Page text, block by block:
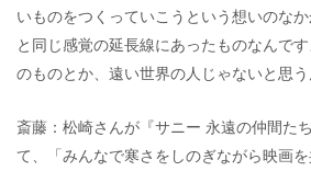
いものをつくっていこうという想いのな
と同じ感覚の延長線にあったものなんで
のものとか、遠い世界の人じゃないと思う
斎藤：松崎さんが『サニー 永遠の仲間た
て、「みんなで寒さをしのぎながら映画